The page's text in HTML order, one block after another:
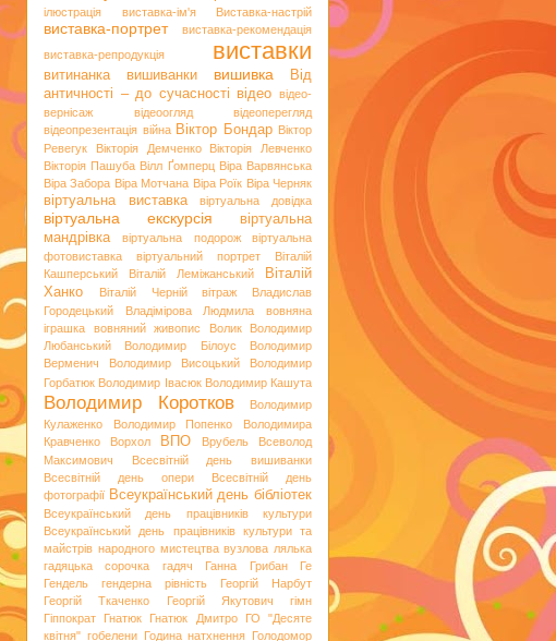
ілюстрація
виставка-ім'я Виставка-настрій
виставка-портрет
виставка-рекомендація
виставка-репродукція
виставки
витинанка вишиванки вишивка
Від
античності – до сучасності відео відео-
вернісаж
відеоогляд
відеоперегляд
відеопрезентація війна Віктор Бондар Віктор
Ревегук
Вікторія Демченко
Вікторія Левченко
Вікторія Пашуба Вілл Ґомперц Віра Варвянська
Віра Забора Віра Мотчана Віра Роїк Віра Черняк
віртуальна виставка віртуальна довідка
віртуальна екскурсія
віртуальна
мандрівка
віртуальна подорож
віртуальна
фотовиставка
віртуальний портрет
Віталій
Кашперський
Віталій Леміжанський
Віталій
Ханко
Віталій Черній вітраж
Владислав
Городецький
Владімірова Людмила
вовняна
іграшка
вовняний живопис Волик
Володимир
Любанський
Володимир Білоус
Володимир
Верменич
Володимир Висоцький
Володимир
Горбатюк Володимир Івасюк Володимир Кашута
Володимир Коротков
Володимир
Кулаженко
Володимир Попенко
Володимира
Кравченко
Ворхол ВПО Врубель
Всеволод
Максимович
Всесвітній день вишиванки
Всесвітній день опери
Всесвітній день
фотографії Всеукраїнський день бібліотек
Всеукраїнський день працівників культури
Всеукраїнський день працівників культури та
майстрів народного мистецтва вузлова лялька
гадяцька сорочка
гадяч Ганна Грибан
Ге
Гендель
гендерна рівність
Георгій Нарбут
Георгій Ткаченко
Георгій Якутович
гімн
Гіппократ
Гнатюк Гнатюк Дмитро
ГО "Десяте
квітня" гобелени Година натхнення Голодомор